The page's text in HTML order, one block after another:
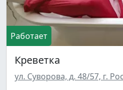
Работает
Креветка
ул. Суворова, д. 48/57, г.